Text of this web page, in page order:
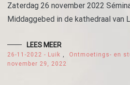
Zaterdag 26 november 2022
Middaggebed in de kathedraal van
LEES MEER
26-11-2022 - Luik ,
Ontmoetings- en
november 29, 2022